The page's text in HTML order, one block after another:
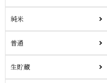
純米
普通
生貯蔵